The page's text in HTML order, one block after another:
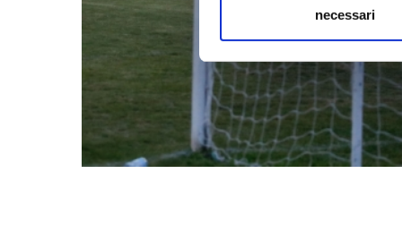
necessari